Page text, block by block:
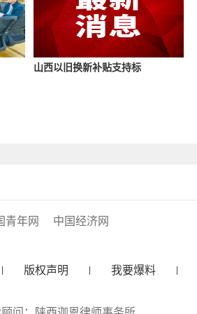
山西以旧换新补贴支持标
青年网 中国经济网
版权声明 我要爆料